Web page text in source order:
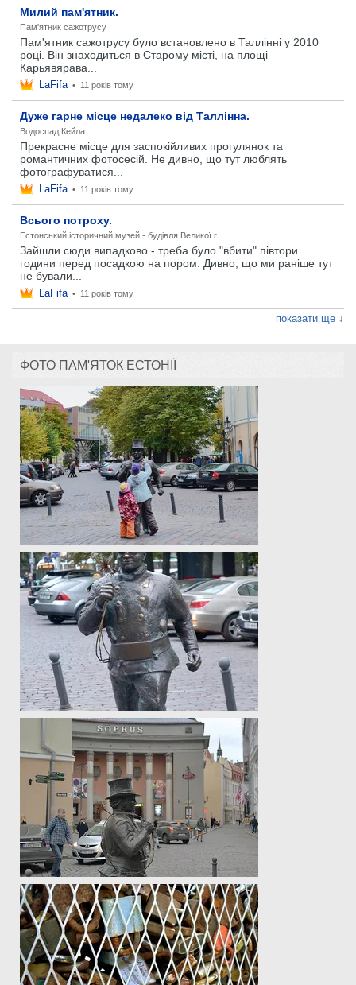
Милий пам'ятник.
Пам'ятник сажотрусу
Пам'ятник сажотрусу було встановлено в Таллінні у 2010
році. Він знаходиться в Старому місті, на площі
Карьявярава...
LaFifa • 11 років тому
Дуже гарне місце недалеко від Таллінна.
Водоспад Кейла
Прекрасне місце для заспокійливих прогулянок та
романтичних фотосесій. Не дивно, що тут люблять
фотографуватися...
LaFifa • 11 років тому
Всього потроху.
Зайшли сюди випадково - треба було "вбити" півтори
години перед посадкою на пором. Дивно, що ми раніше тут
не бували...
LaFifa • 11 років тому
показати ще ↓
ФОТО ПАМ'ЯТОК ЕСТОНІЇ